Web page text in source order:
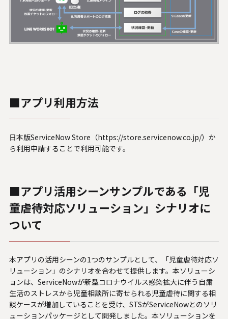
■アプリ利用方法
日本版ServiceNow Store（https://store.servicenow.co.jp/）か
ら利用申請することで利用可能です。
■アプリ活用シーンサンプルである「児
童虐待対応ソリューション」シナリオに
ついて
本アプリの活用シーンの1つのサンプルとして、「児童虐待対応ソ
リューション」のシナリオを合わせて提供します。本ソリューシ
ョンは、ServiceNowが新型コロナウイルス感染拡大に伴う自粛
生活のストレスから児童相談所に寄せられる児童虐待に関する相
談ケースが増加していることを受け、STSがServiceNowとのソリ
ューションパッケージとして開発しました。本ソリューションを